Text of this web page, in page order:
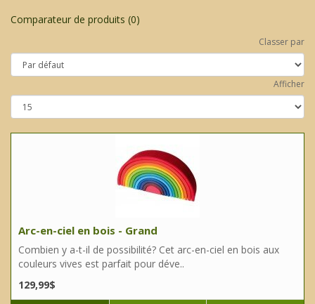
Comparateur de produits (0)
Classer par
Afficher
Arc-en-ciel en bois - Grand
Combien y a-t-il de possibilité? Cet arc-en-ciel en bois aux
couleurs vives est parfait pour déve..
129,99$